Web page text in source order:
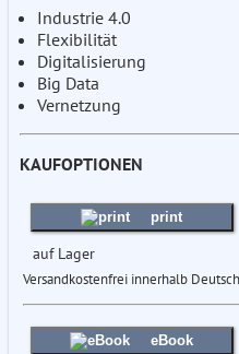
Industrie 4.0
Flexibilität
Digitalisierung
Big Data
Vernetzung
KAUFOPTIONEN
print
auf Lager
Versandkostenfrei innerhalb
eBook